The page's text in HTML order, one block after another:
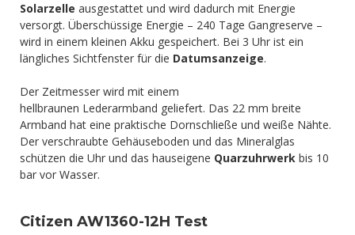
Solarzelle ausgestattet und wird dadurch mit Energie
versorgt. Überschüssige Energie – 240 Tage Gangreserve –
wird in einem kleinen Akku gespeichert. Bei 3 Uhr ist ein
längliches Sichtfenster für die Datumsanzeige.
Der Zeitmesser wird mit einem
hellbraunen Lederarmband geliefert. Das 22 mm breite
Armband hat eine praktische Dornschließe und weiße Nähte.
Der verschraubte Gehäuseboden und das Mineralglas
schützen die Uhr und das hauseigene Quarzuhrwerk bis 10
bar vor Wasser.
Citizen AW1360-12H Test